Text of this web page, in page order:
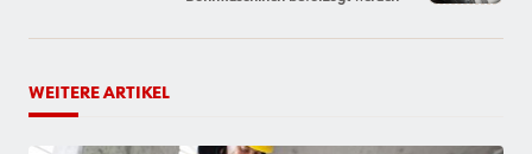
WEITERE ARTIKEL